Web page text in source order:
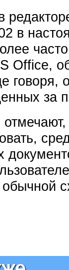
в
Office,
говоря,
за